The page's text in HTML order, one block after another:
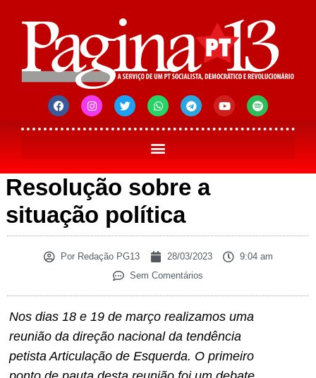
Resolução sobre a
situação política
PorRedação PG13 28/03/2023
9:04 am
Sem Comentários
Nos dias 18 e 19 de março realizamos uma
reunião da direção nacional da tendência
petista Articulação de Esquerda. O primeiro